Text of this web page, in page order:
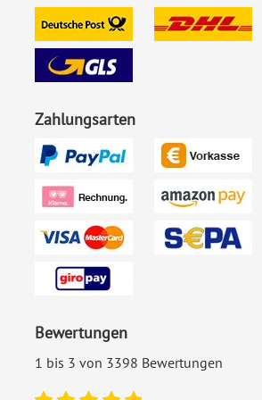
Ecken: Spitze Ecken
Material:
EAN:
Zahlungsarten
Bewertungen
1 bis 3 von 3398 Bewertungen